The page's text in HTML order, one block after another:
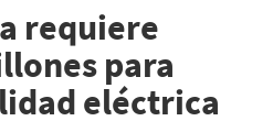
requiere
para
eléctrica